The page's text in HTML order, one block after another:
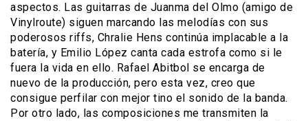
aspectos. Las guitarras de Juanma del Olmo (amigo de
Vinylroute) siguen marcando las melodías con sus
poderosos riffs, Chralie Hens continúa implacable a la
batería, y Emilio López canta cada estrofa como si le
fuera la vida en ello. Rafael Abitbol se encarga de
nuevo de la producción, pero esta vez, creo que
consigue perfilar con mejor tino el sonido de la banda.
Por otro lado, las composiciones me transmiten la